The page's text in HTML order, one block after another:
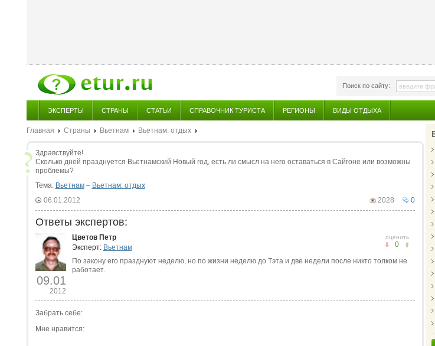
Поиск по сайту:
ЭКСПЕРТЫ СТРАНЫ СТАТЬИ СПРАВОЧНИК ТУРИСТА РЕГИОНЫ ВИДЫ ОТДЫХА
Главная Страны Вьетнам Вьетнам: отдых
Здравствуйте!
Сколько дней празднуется Вьетнамский Новый год, есть ли смысл на него оставаться в Сайгоне или возможны
проблемы?
Тема: Вьетнам– Вьетнам: отдых
0
2028
06.01.2012
Ответы экспертов:
09.01
2012
оценить
0
Цветов Петр
Эксперт: Вьетнам
По закону его празднуют неделю, но по жизни неделю до Тэта и две недели после никто толком не
работает.
Забрать себе:
Мне нравится: